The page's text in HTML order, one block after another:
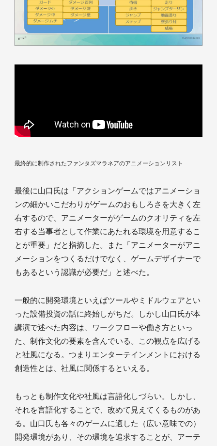
最終的に制作されたファンタズマラネアのアニメーションリスト
最後に山口氏は「アクションゲームではアニメーショ
ンの細かいこだわりがゲームのおもしろさを大きく左
右するので、アニメーターがゲームのクオリティを左
右する当事者として作業にあたれる環境を用意するこ
とが重要」だと指摘した。また「アニメーターがアニ
メーションをつくるだけでなく、ゲームデザイナーで
もあるという認識が必要だ」と述べた。
一般的に開発環境といえばツールやミドルウェアとい
った設備投資の話に終始しがちだ。しかし山口氏が本
講演で述べた内容は、ワークフローや働き方といっ
た、制作文化の要素を含んでいる。この観点を広げる
と社風になる。つまりエンターテインメントにおける
創造性とは、社風に関係するといえる。
もっとも制作文化や社風は言語化しづらい。しかし、
それを言語化することで、改めて見えてくるものがあ
る。山口氏も各々のゲームに適した（広い意味での）
開発環境があり、その環境を追求することが、アーテ